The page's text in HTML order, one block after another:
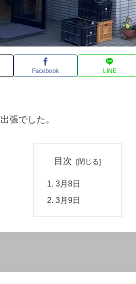
Facebook LINE
張でした。
目次
3月8日
3月9日